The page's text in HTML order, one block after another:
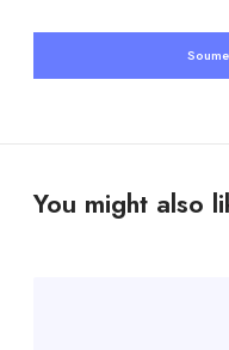
You might also